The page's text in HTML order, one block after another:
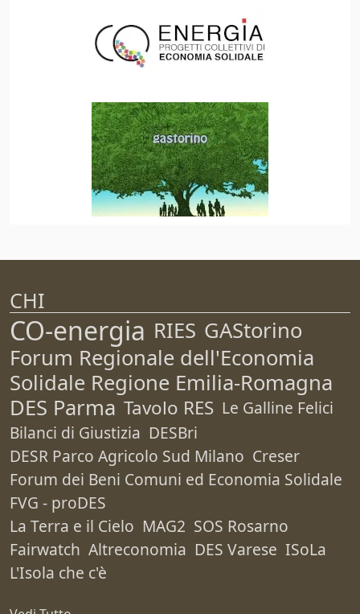
CHI
CO-energia RIES GAStorino
Forum Regionale dell'Economia
Solidale Regione Emilia-Romagna
DES Parma Tavolo RES Le Galline Felici
Bilanci di Giustizia DESBri
DESR Parco Agricolo Sud Milano Creser
Forum dei Beni Comuni ed Economia Solidale
FVG - proDES
La Terra e il Cielo MAG2 SOS Rosarno
Fairwatch Altreconomia DES Varese ISoLa
L'Isola che c'è